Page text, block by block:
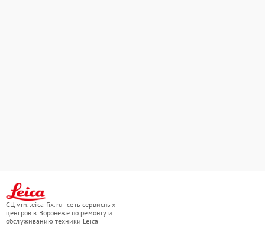
СЦ vrn.leica-fix.ru - сеть сервисных
центров в Воронеже по ремонту и
обслуживанию техники Leica